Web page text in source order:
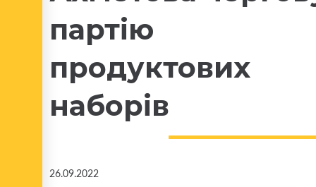
партію
продуктових
наборів
26.09.2022